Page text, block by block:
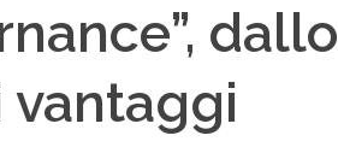
dallo
vantaggi